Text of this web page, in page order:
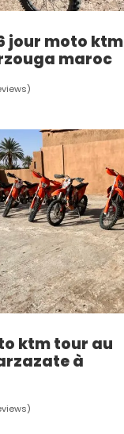
jour moto ktm
maroc
ktm tour au
à